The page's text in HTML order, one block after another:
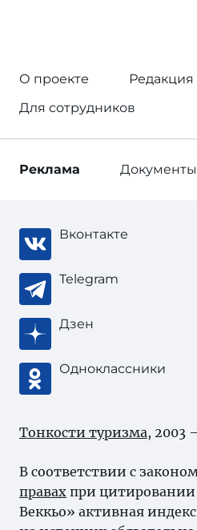
О проекте
Редакция
Для сотрудников
Реклама Документы
Вконтакте
Telegram
Дзен
Одноклассники
Тонкости туризма, 2003
В соответствии с
правах при
Веккьо» активная